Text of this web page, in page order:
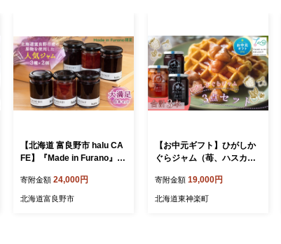
【北海道 富良野市 halu CA
FE】『Made in Furano』認
(ブルーベリー・ストロベリ
ー・ハスカップ 各2個)
寄附金額 24,000円
北海道富良野市
【お中元ギフト】ひがしか
ぐらジャム（苺、ハスカッ
ト【8月19日入金完了分ま
で対象】
寄附金額 19,000円
北海道東神楽町